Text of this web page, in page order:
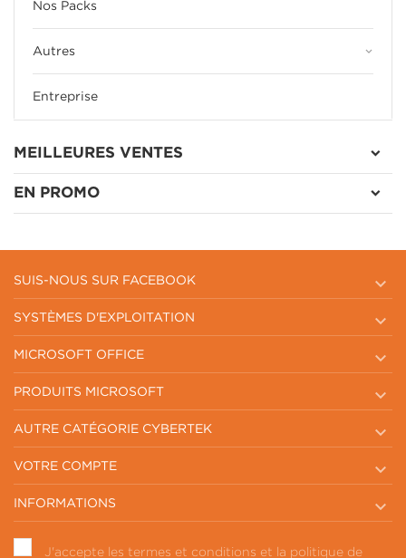
Nos Packs
Autres keyboard_arrow_down
Entreprise
MEILLEURES VENTES
EN PROMO
SUIS-NOUS SUR FACEBOOK 
SYSTÈMES D'EXPLOITATION 
MICROSOFT OFFICE 
PRODUITS MICROSOFT 
AUTRE CATÉGORIE CYBERTEK 
VOTRE COMPTE 
INFORMATIONS 
J'accepte les termes et conditions et la politique de